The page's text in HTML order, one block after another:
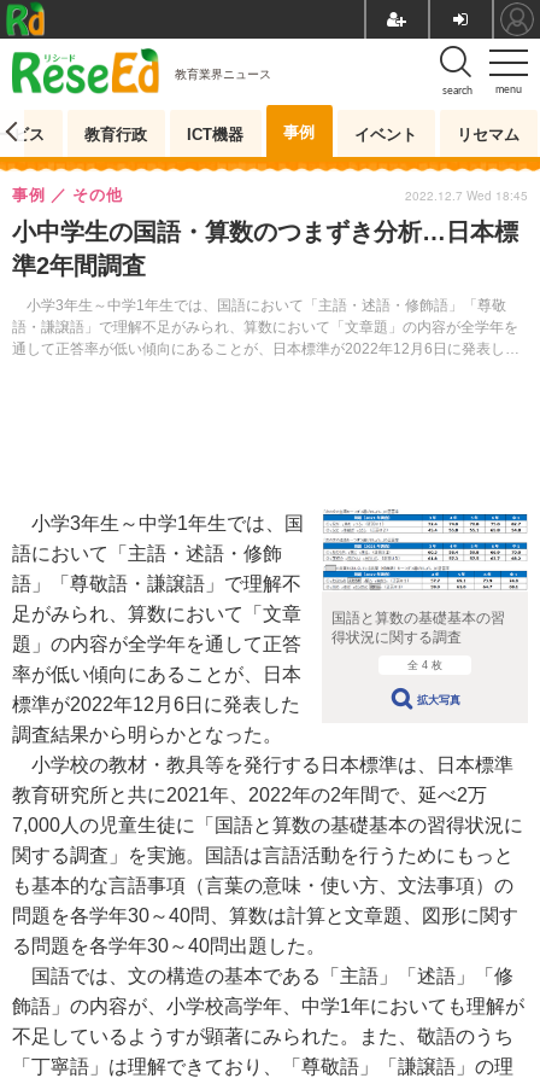
menu
search
教育業界ニュース
ビス 教育行政 ICT機器 事例 イベント リセマム
小中学生の国語・算数のつまずき分析…日本標
準2年間調査
小学3年生～中学1年生では、国語において「主語・述語・修飾語」「尊敬
語・謙譲語」で理解不足がみられ、算数において「文章題」の内容が全学年を
通して正答率が低い傾向にあることが、日本標準が2022年12月6日に発表した
事例 その他 2022.12.7 Wed 18:45
国語と算数の基礎基本の習
得状況に関する調査
全 4 枚
拡大写真
小学3年生～中学1年生では、国
語において「主語・述語・修飾
語」「尊敬語・謙譲語」で理解不
足がみられ、算数において「文章
題」の内容が全学年を通して正答
率が低い傾向にあることが、日本
標準が2022年12月6日に発表した
調査結果から明らかとなった。
小学校の教材・教具等を発行する日本標準は、日本標準
教育研究所と共に2021年、2022年の2年間で、延べ2万
7,000人の児童生徒に「国語と算数の基礎基本の習得状況に
関する調査」を実施。国語は言語活動を行うためにもっと
も基本的な言語事項（言葉の意味・使い方、文法事項）の
問題を各学年30～40問、算数は計算と文章題、図形に関す
る問題を各学年30～40問出題した。
国語では、文の構造の基本である「主語」「述語」「修
飾語」の内容が、小学校高学年、中学1年においても理解が
不足しているようすが顕著にみられた。また、敬語のうち
「丁寧語」は理解できており、「尊敬語」「謙譲語」の理